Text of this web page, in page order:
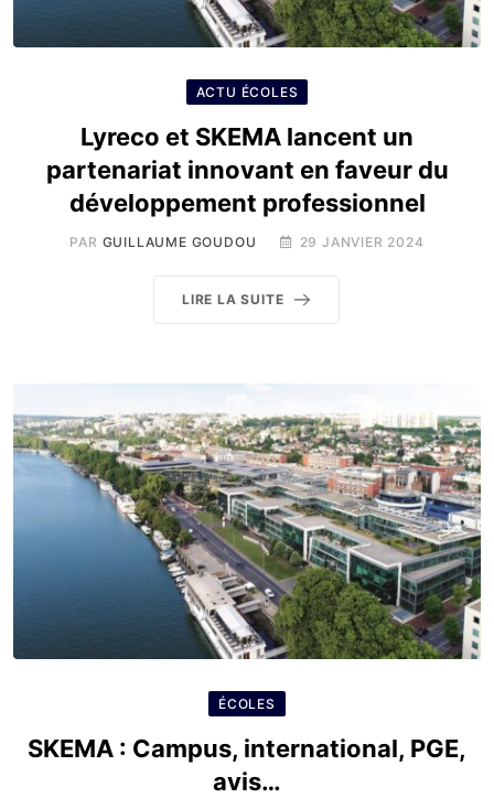
ACTU ÉCOLES
Lyreco et SKEMA lancent un
partenariat innovant en faveur du
développement professionnel
PAR GUILLAUME GOUDOU 29 JANVIER 2024
LIRE LA SUITE
ÉCOLES
SKEMA : Campus, international, PGE,
avis…